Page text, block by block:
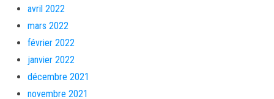
avril 2022
mars 2022
février 2022
janvier 2022
décembre 2021
novembre 2021